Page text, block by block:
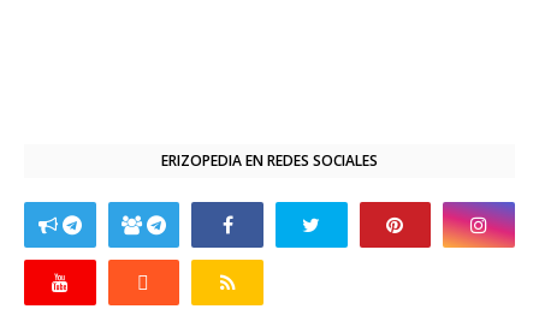
ERIZOPEDIA EN REDES SOCIALES